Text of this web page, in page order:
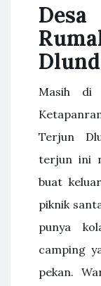
Masih di
Terjun
terjun ini
buat
piknik
punya
camping
pekan.